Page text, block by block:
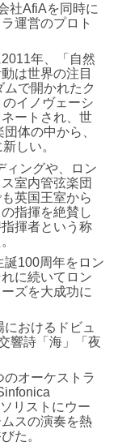
社AfiAを同時に
運営のプロト
年、「自然
は世界の注目
で開かれたク
イノヴェーシ
ートされ、世
体の中から、
しい。
ィングや、ロン
室内管弦楽団
英国王室から
指揮を絶賛し
揮者という称
誕100周年をロン
に続いてロン
ズを大成功に
おけるドビュ
響詩「海」「夜
オーケストラ
リストにウー
スの演奏を熱
た。